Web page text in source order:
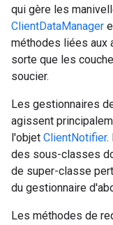
qui gère les
ClientDataManager
méthodes liées aux
sorte que les
soucier.
Les gestionnaires
agissent
l'objet ClientNotifier.
des sous-classes
de super-classe
du gestionnaire
Les méthodes de